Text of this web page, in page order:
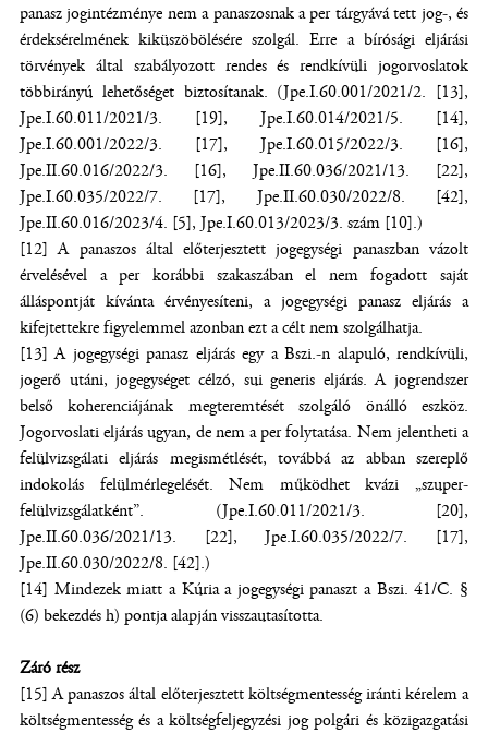
panasz jogintézménye nem a panaszosnak a per tárgyává tett jog-, és
érdeksérelmének kiküszöbölésére szolgál. Erre a bírósági eljárási
törvények által szabályozott rendes és rendkívüli jogorvoslatok
többirányú lehetőséget biztosítanak. (Jpe.I.60.001/2021/2. [13],
Jpe.I.60.011/2021/3. [19], Jpe.I.60.014/2021/5. [14],
Jpe.I.60.001/2022/3. [17], Jpe.I.60.015/2022/3. [16],
Jpe.II.60.016/2022/3. [16], Jpe.II.60.036/2021/13. [22],
Jpe.I.60.035/2022/7. [17], Jpe.II.60.030/2022/8. [42],
Jpe.II.60.016/2023/4. [5], Jpe.I.60.013/2023/3. szám [10].)
[12] A panaszos által előterjesztett jogegységi panaszban vázolt
érvelésével a per korábbi szakaszában el nem fogadott saját
álláspontját kívánta érvényesíteni, a jogegységi panasz eljárás a
kifejtettekre figyelemmel azonban ezt a célt nem szolgálhatja.
[13] A jogegységi panasz eljárás egy a Bszi.-n alapuló, rendkívüli,
jogerő utáni, jogegységet célzó, sui generis eljárás. A jogrendszer
belső koherenciájának megteremtését szolgáló önálló eszköz.
Jogorvoslati eljárás ugyan, de nem a per folytatása. Nem jelentheti a
felülvizsgálati eljárás megismétlését, továbbá az abban szereplő
indokolás felülmérlegelését. Nem működhet kvázi „szuper-
felülvizsgálatként”. (Jpe.I.60.011/2021/3. [20],
Jpe.II.60.036/2021/13. [22], Jpe.I.60.035/2022/7. [17],
Jpe.II.60.030/2022/8. [42].)
[14] Mindezek miatt a Kúria a jogegységi panaszt a Bszi. 41/C. §
(6) bekezdés h) pontja alapján visszautasította.
Záró rész
[15] A panaszos által előterjesztett költségmentesség iránti kérelem a
költségmentesség és a költségfeljegyzési jog polgári és közigazgatási